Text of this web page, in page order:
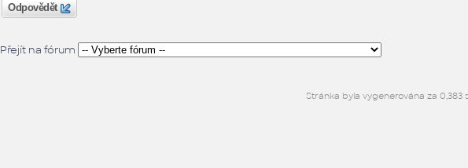
Odpovědět
Přejít na fórum
Stránka byla vygenerována za 0,383